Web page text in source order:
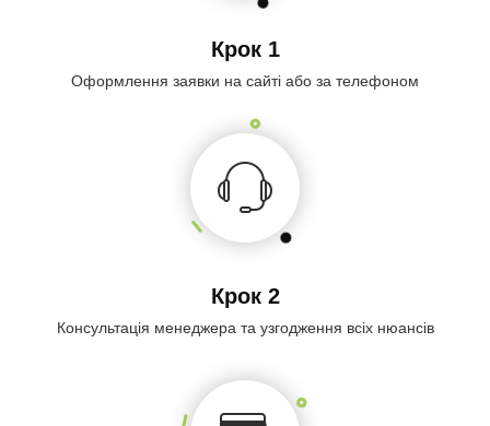
Крок 1
Оформлення заявки на сайті або за телефоном
Крок 2
Консультація менеджера та узгодження всіх нюансів